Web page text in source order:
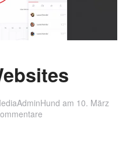
am 10. März